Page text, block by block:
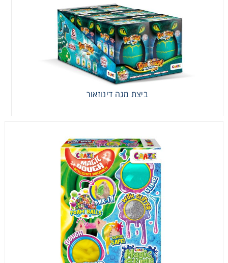
ביצת מגה דינוזאור
ביצת מגה דינוזאור